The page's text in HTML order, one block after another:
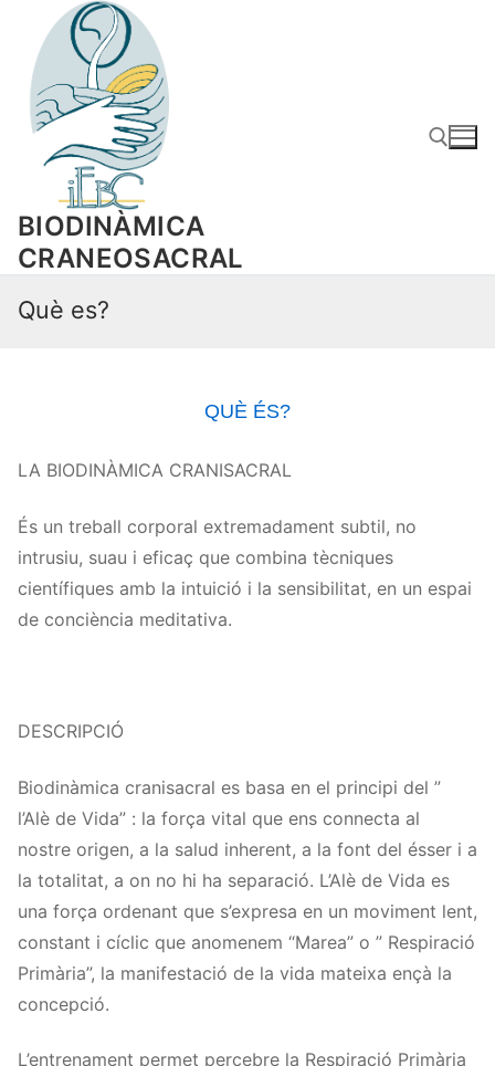
content
BIODINÀMICA
CRANEOSACRAL
Què es?
QUÈ ÉS?
LA BIODINÀMICA CRANISACRAL
És un treball corporal extremadament subtil, no
intrusiu, suau i eficaç que combina tècniques
científiques amb la intuició i la sensibilitat, en un espai
de conciència meditativa.
DESCRIPCIÓ
Biodinàmica cranisacral es basa en el principi del ”
l’Alè de Vida” : la força vital que ens connecta al
nostre origen, a la salud inherent, a la font del ésser i a
la totalitat, a on no hi ha separació. L’Alè de Vida es
una força ordenant que s’expresa en un moviment lent,
constant i cíclic que anomenem “Marea” o ” Respiració
Primària”, la manifestació de la vida mateixa ençà la
concepció.
L’entrenament permet percebre la Respiració Primària